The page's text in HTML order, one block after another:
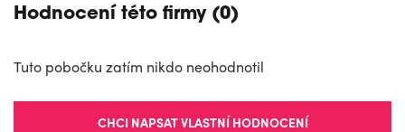
Hodnocení této firmy (0)
Tuto pobočku zatím nikdo neohodnotil
CHCI NAPSAT VLASTNÍ HODNOCENÍ